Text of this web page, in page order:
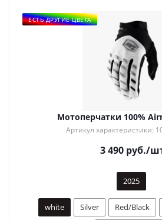
ЕСТЬ ДРУГИЕ ЦВЕТА
Мотоперчатки 100%
Артикул характеристики:
3 490 руб./
2025
white Silver Red/Black